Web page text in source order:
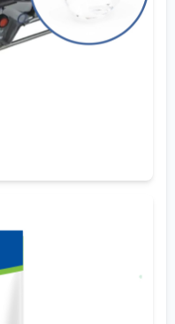
как правило, не
предложение
а в
в цене
деятельности
поставщиками
цену на